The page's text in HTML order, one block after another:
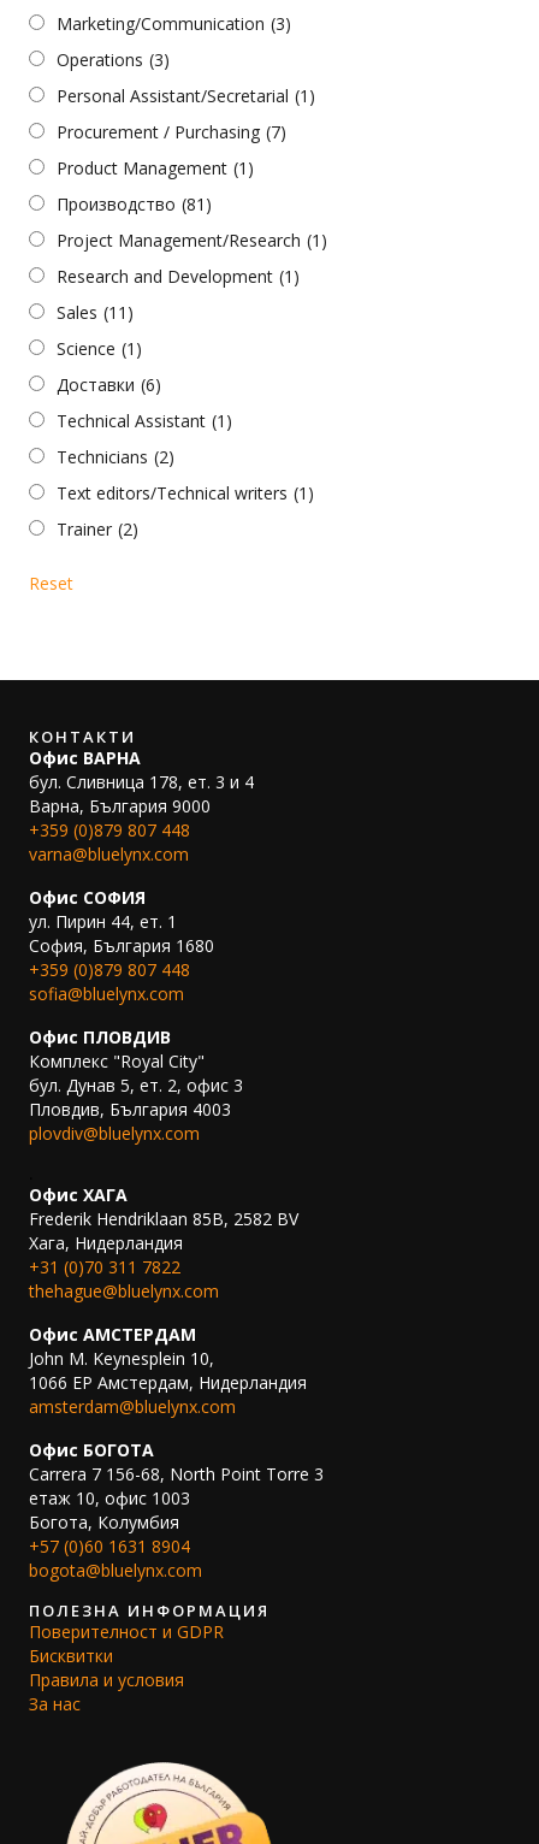
Marketing/Communication (3)
Operations (3)
Personal Assistant/Secretarial (1)
Procurement / Purchasing (7)
Product Management (1)
Производство (81)
Project Management/Research (1)
Research and Development (1)
Sales (11)
Science (1)
Доставки (6)
Technical Assistant (1)
Technicians (2)
Text editors/Technical writers (1)
Trainer (2)
Reset
КОНТАКТИ
Офис ВАРНА
бул. Сливница 178, ет. 3 и 4
Варна, България 9000
+359 (0)879 807 448
varna@bluelynx.com
Офис СОФИЯ
ул. Пирин 44, ет. 1
София, България 1680
+359 (0)879 807 448
sofia@bluelynx.com
Офис ПЛОВДИВ
Комплекс "Royal City"
бул. Дунав 5, ет. 2, офис 3
Пловдив, България 4003
plovdiv@bluelynx.com
Офис ХАГА
Frederik Hendriklaan 85B, 2582 BV
Хага, Нидерландия
+31 (0)70 311 7822
thehague@bluelynx.com
Офис АМСТЕРДАМ
John M. Keynesplein 10,
1066 EP Амстердам, Нидерландия
amsterdam@bluelynx.com
Офис БОГОТА
Carrera 7 156-68, North Point Torre 3
етаж 10, офис 1003
Богота, Колумбия
+57 (0)60 1631 8904
bogota@bluelynx.com
ПОЛЕЗНА ИНФОРМАЦИЯ
Поверителност и GDPR
Бисквитки
Правила и условия
За нас